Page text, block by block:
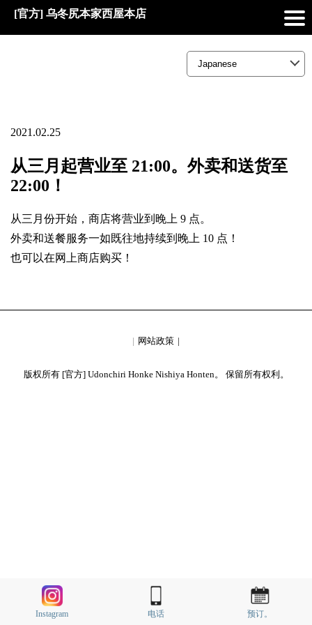
[官方] 乌冬尻本家西屋本店
2021.02.25
从三月起营业至 21:00。外卖和送货至
22:00！
从三月份开始，商店将营业到晚上 9 点。
外卖和送餐服务一如既往地持续到晚上 10 点！
也可以在网上商店购买！
网站政策
版权所有 [官方] Udonchiri Honke Nishiya Honten。 保留所有权利。
Instagram 电话 预订。